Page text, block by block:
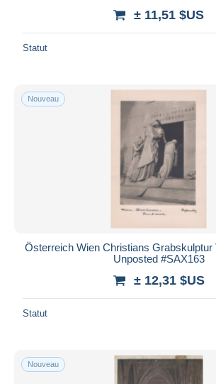
± 11,51 $US
Statut
Nouveau
Österreich Wien Christians Grabskulptur
Unposted #SAX163
± 12,31 $US
Statut
Nouveau